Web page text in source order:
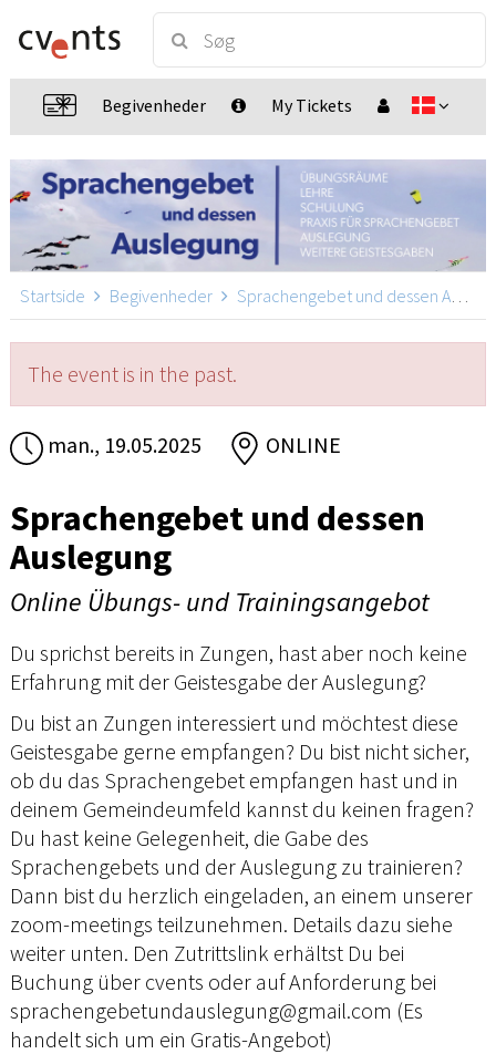
Begivenheder My Tickets
Startside Begivenheder Sprachengebet und dessen Auslegung
The event is in the past.
man., 19.05.2025 ONLINE
Sprachengebet und dessen
Auslegung
Online Übungs- und Trainingsangebot
Du sprichst bereits in Zungen, hast aber noch keine
Erfahrung mit der Geistesgabe der Auslegung?
Du bist an Zungen interessiert und möchtest diese
Geistesgabe gerne empfangen? Du bist nicht sicher,
ob du das Sprachengebet empfangen hast und in
deinem Gemeindeumfeld kannst du keinen fragen?
Du hast keine Gelegenheit, die Gabe des
Sprachengebets und der Auslegung zu trainieren?
Dann bist du herzlich eingeladen, an einem unserer
zoom-meetings teilzunehmen. Details dazu siehe
weiter unten. Den Zutrittslink erhältst Du bei
Buchung über cvents oder auf Anforderung bei
sprachengebetundauslegung@gmail.com (Es
handelt sich um ein Gratis-Angebot)